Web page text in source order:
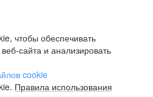
чтобы обеспечивать
сайта и анализировать
cookie
Правила использования